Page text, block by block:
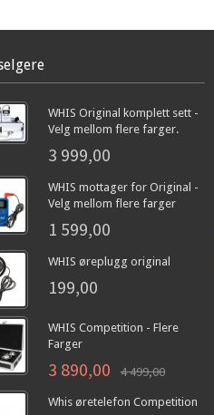
WHIS Original komplett sett -
Velg mellom flere farger.
3 999,00
WHIS mottager for Original -
Velg mellom flere farger
1 599,00
WHIS øreplugg original
199,00
WHIS Competition - Flere
Farger
3 890,00 4 499,00
Whis øretelefon Competition